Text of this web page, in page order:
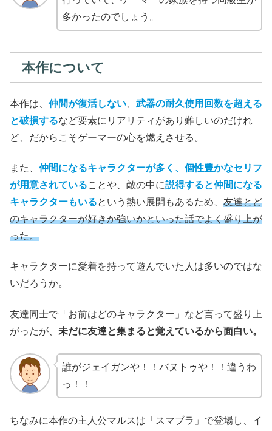
多かったのでしょう。
本作について
本作は、 仲間が復活しない
武器の耐久使用回数を超える
と破損するなど要素にリアリティがあり難しいのだけれ
ど、だからこそゲーマーの心を燃えさせる。
また、 仲間になるキャラクターが多く、個性豊かなセリフ
が用意されていることや、敵の中に説得すると仲間になる
キャラクターもいるという熱い展開もあるため、 友達とど
のキャラクターが好きか強いかといった話でよく盛り上が
った。
キャラクターに愛着を持って遊んでいた人は多いのではな
いだろうか。
友達同士で「お前はどのキャラクター」など言って盛り上
がったが、 未だに友達と集まると覚えているから面白い。
誰がジェイガンや！！バヌトゥや！！違うわ
っ！！
ちなみに本作の主人公マルスは「スマブラ」で登場し、イ